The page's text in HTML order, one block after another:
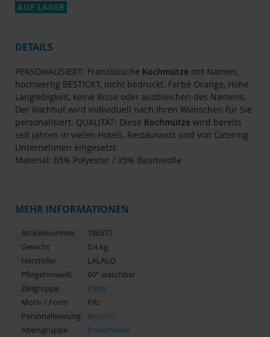
AUF LAGER
DETAILS
PERSONALISIERT: Französische Kochmütze mit Namen,
hochwertig BESTICKT, nicht bedruckt. Farbe Orange, Hohe
Langlebigkeit, keine Risse oder ausbleichen des Namens.
Der Kochhut wird individuell nach Ihren Wünschen für Sie
personalisiert. QUALITÄT: Diese Kochmütze wird bereits
seit Jahren in vielen Hotels, Restaurants und von Catering-
Unternehmen eingesetzt.
Material: 65% Polyester / 35% Baumwolle
MEHR INFORMATIONEN
Artikelnummer
186372
Gewicht
0.4 kg
Hersteller
LALALO
Pflegehinweiß
60° waschbar
Zielgruppe
Vater
Motiv / Form
Pilz
Personalisierung
Bestickt
Altersgruppe
Erwachsene